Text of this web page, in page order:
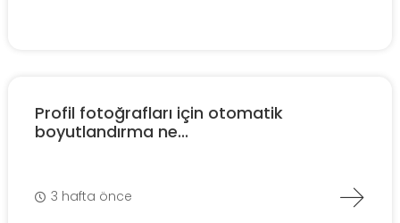
Profil fotoğrafları için otomatik
boyutlandırma ne...
3 hafta önce